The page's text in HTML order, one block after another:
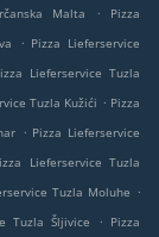
Malta .
Pizza
. Pizza Lieferservice
Lieferservice Tuzla
Tuzla Kužići . Pizza
. Pizza Lieferservice
Lieferservice Tuzla
Tuzla Moluhe .
Tuzla Šljivice . Pizza